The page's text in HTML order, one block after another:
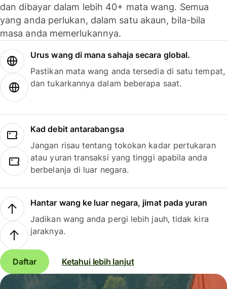
dan dibayar dalam lebih 40+ mata wang. Semua
yang anda perlukan, dalam satu akaun, bila-bila
masa anda memerlukannya.
Urus wang di mana sahaja secara global.
Pastikan mata wang anda tersedia di satu tempat,
dan tukarkannya dalam beberapa saat.
Kad debit antarabangsa
Jangan risau tentang tokokan kadar pertukaran
atau yuran transaksi yang tinggi apabila anda
berbelanja di luar negara.
Hantar wang ke luar negara, jimat pada yuran
Jadikan wang anda pergi lebih jauh, tidak kira
jaraknya.
Daftar Ketahui lebih lanjut